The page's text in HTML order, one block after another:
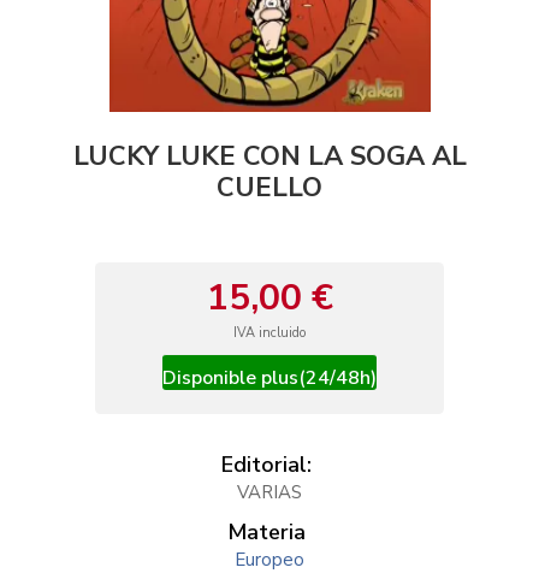
LUCKY LUKE CON LA SOGA AL
CUELLO
15,00 €
IVA incluido
Disponible plus(24/48h)
Editorial:
VARIAS
Materia
Europeo